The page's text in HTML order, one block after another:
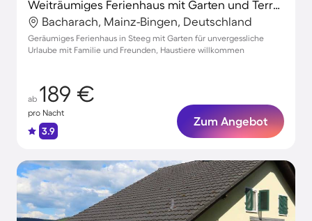
Weiträumiges Ferienhaus mit Garten und Terrasse | Haustiere sind willkommen
Bacharach, Mainz-Bingen, Deutschland
Geräumiges Ferienhaus in Steeg mit Garten für unvergessliche
Urlaube mit Familie und Freunden, Haustiere willkommen
ab 189 €
pro Nacht
3.9
Zum Angebot